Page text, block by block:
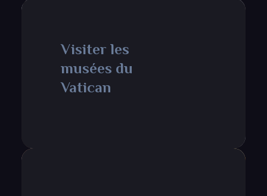
Visiter les
musées du
Vatican